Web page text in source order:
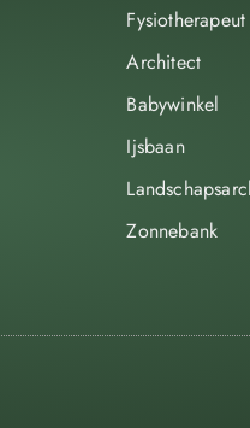
Fysiotherapeut
Architect
Babywinkel
Ijsbaan
Zonnebank